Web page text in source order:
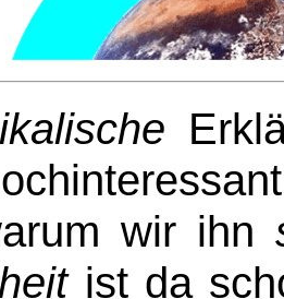
wir ihn
ist da